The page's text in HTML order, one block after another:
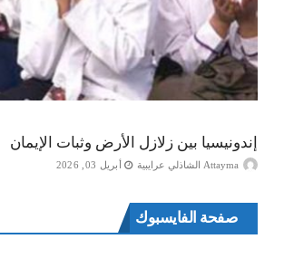
إندونيسيا بين زلازل الأرض وثبات الإيمان
Attayma الشاذلي عرايبية أبريل 03, 2026
صفحة الفايسبوك